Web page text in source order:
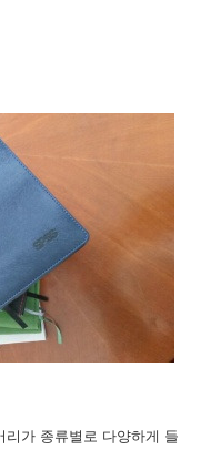
리가 종류별로 다양하게 들